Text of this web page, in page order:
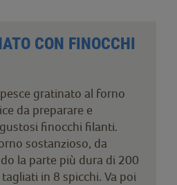
CON FINOCCHI
gratinato al forno
da preparare e
finocchi filanti.
sostanzioso, da
la parte più dura di 200
in 8 spicchi. Va poi